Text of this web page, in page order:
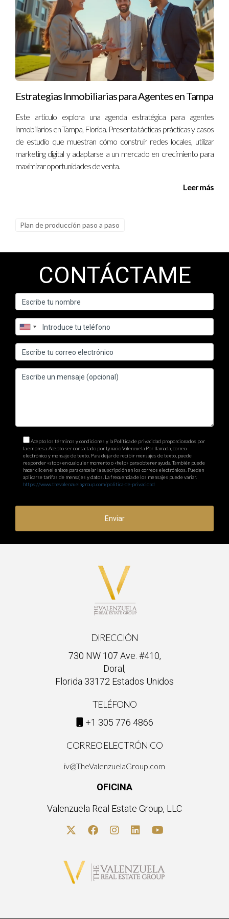
Estrategias Inmobiliarias para Agentes en Tampa
Este artículo explora una agenda estratégica para agentes
inmobiliarios en Tampa, Florida. Presenta tácticas prácticas y casos
de estudio que muestran cómo construir redes locales, utilizar
marketing digital y adaptarse a un mercado en crecimiento para
maximizar oportunidades de venta.
Leer más
Plan de producción paso a paso
CONTÁCTAME
Acepto los términos y condiciones y la Política de privacidad proporcionados por
la empresa. Acepto ser contactado por Ignacio Valenzuela Por llamada, correo
electrónico y mensaje de texto. Para dejar de recibir mensajes de texto, puede
responder «stop» en cualquier momento o «help» para obtener ayuda. También puede
hacer clic en el enlace para cancelar la suscripción en los correos electrónicos. Pueden
aplicarse tarifas de mensajes y datos. La frecuencia de los mensajes puede variar.
https://www.thevalenzuelagroup.com/politica-de-privacidad
Enviar
DIRECCIÓN
730 NW 107 Ave. #410,
Doral,
Florida 33172 Estados Unidos
TELÉFONO
+1 305 776 4866
CORREO ELECTRÓNICO
iv@TheValenzuelaGroup.com
OFICINA
Valenzuela Real Estate Group, LLC